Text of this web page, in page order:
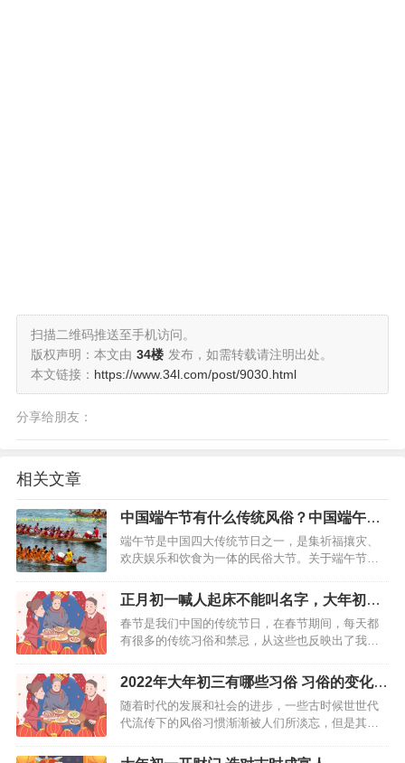
扫描二维码推送至手机访问。
版权声明：本文由 34楼 发布，如需转载请注明出处。
本文链接： https://www.34l.com/post/9030.html
分享给朋友：
相关文章
中国端午节有什么传统风俗？中国端午节
风俗习惯介绍
端午节是中国四大传统节日之一，是集祈福攘灾、
欢庆娱乐和饮食为一体的民俗大节。关于端午节中
午节的风俗习惯不是很了解，下面小编就详细介绍
下，希望对大家有所帮助。…
正月初一喊人起床不能叫名字，大年初一
的吉祥话
春节是我们中国的传统节日，在春节期间，每天都
有很多的传统习俗和禁忌，从这些也反映出了我们
候是不能喊人名字的吗，那这是为什么呢，我们来
看看。大年初一为什么叫人起床不能喊名字“年”是一
种怪物，在大年初…
2022年大年初三有哪些习俗 习俗的变化与
重要性
随着时代的发展和社会的进步，一些古时候世世代
代流传下的风俗习惯渐渐被人们所淡忘，但是其实
多传统民俗与规矩值得重视的，因为传统文化对于